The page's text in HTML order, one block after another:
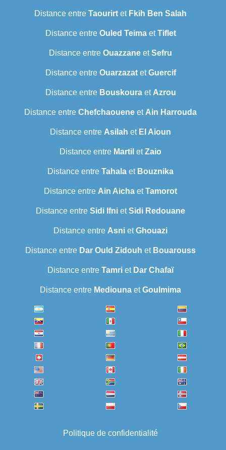
Distance entre Taourirt et Fkih Ben Salah
Distance entre Ouled TeimaetTiflet
Distance entre Ouazzane etSefru
Distance entre OuarzazatetGuercif
Distance entre Bouskouraet Azrou
Distance entre Chefchaouene et Ain Harrouda
Distance entre Asilah et El Aioun
Distance entre Martil etZaio
Distance entre Tahala et Bouznika
Distance entre Ain Aicha etTamorot
Distance entre Sidi Ifni etSidi Redouane
Distance entre Asni etGhouazi
Distance entre Dar Ould Zidouh et Bouarouss
Distance entre Tamri et Dar Chafaï
Distance entre Mediouna etGoulmima
Politique de confidentialité